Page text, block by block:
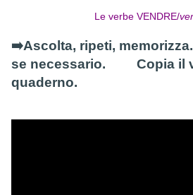
Le verbe VENDRE/
➡️Ascolta, ripeti,
se necessario.
Copia il
quaderno.